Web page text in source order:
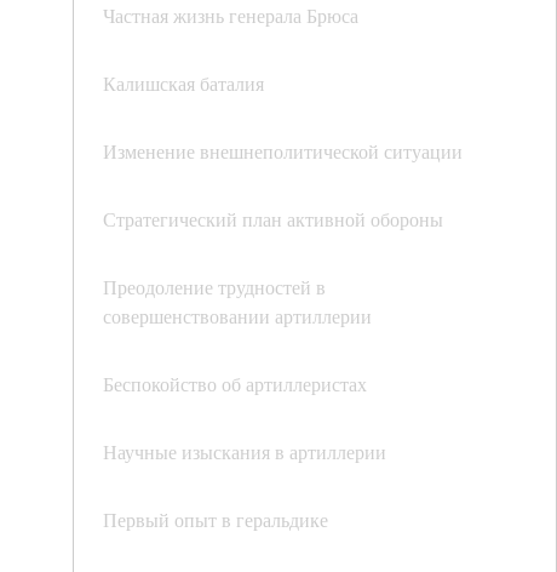
Частная жизнь генерала Брюса
Калишская баталия
Изменение внешнеполитической ситуации
Стратегический план активной обороны
Преодоление трудностей в
совершенствовании артиллерии
Беспокойство об артиллеристах
Научные изыскания в артиллерии
Первый опыт в геральдике